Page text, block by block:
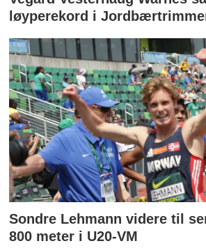
løyperekord i
Sondre Lehmann videre til
800 meter i U20-VM